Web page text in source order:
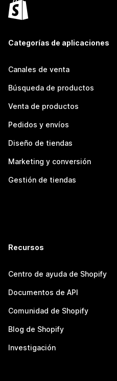
Categorías de aplicaciones
Canales de venta
Búsqueda de productos
Venta de productos
Pedidos y envíos
Diseño de tiendas
Marketing y conversión
Gestión de tiendas
Recursos
Centro de ayuda de Shopify
Documentos de API
Comunidad de Shopify
Blog de Shopify
Investigación